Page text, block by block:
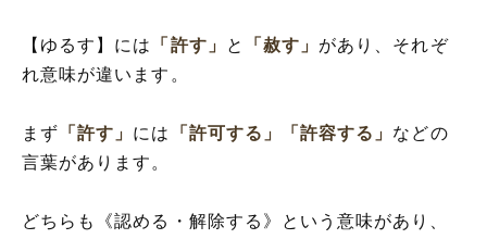
【ゆるす】には 「許す」 と 「赦す」 があり、それぞ
れ意味が違います。
まず 「許す」 には 「許可する」 「許容する」 などの
言葉があります。
どちらも《認める・解除する》という意味があり、